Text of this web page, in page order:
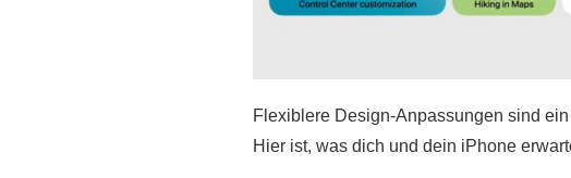
Flexiblere Design-Anpassungen sind
Hier ist, was dich und dein iPhone